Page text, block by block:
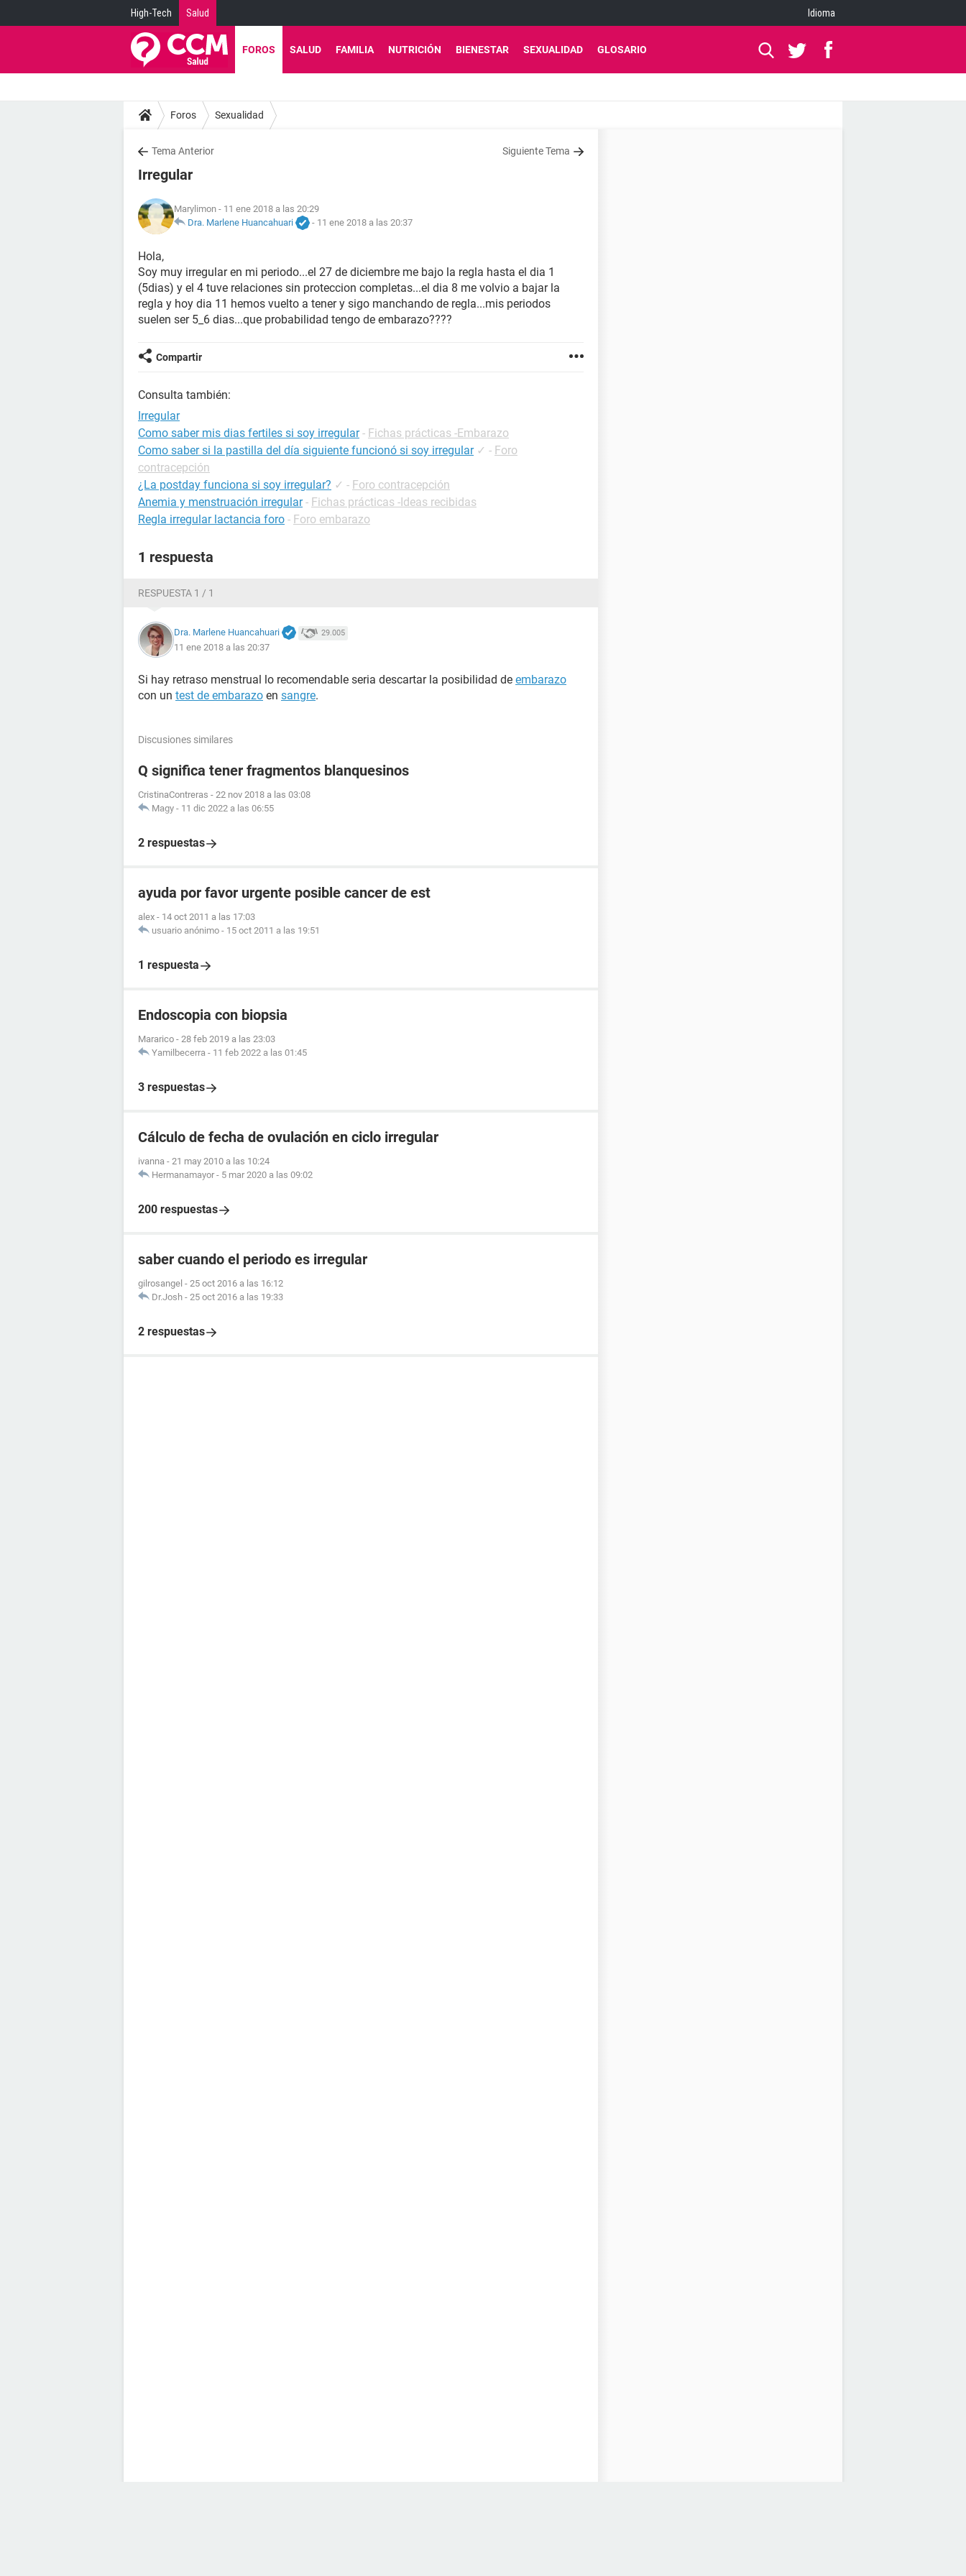
High-Tech Salud Idioma
FOROS SALUD FAMILIA NUTRICIÓN BIENESTAR SEXUALIDAD GLOSARIO
Foros Sexualidad
Tema Anterior Siguiente Tema
Irregular
Marylimon - 11 ene 2018 a las 20:29
Dra. Marlene Huancahuari
- 11 ene 2018 a las 20:37
Hola,
Soy muy irregular en mi periodo...el 27 de diciembre me bajo la regla hasta el dia 1
(5dias) y el 4 tuve relaciones sin proteccion completas...el dia 8 me volvio a bajar la
regla y hoy dia 11 hemos vuelto a tener y sigo manchando de regla...mis periodos
suelen ser 5_6 dias...que probabilidad tengo de embarazo????
Compartir
Consulta también:
Irregular
Como saber mis dias fertiles si soy irregular - Fichas prácticas -Embarazo
Como saber si la pastilla del día siguiente funcionó si soy irregular ✓ - Foro
contracepción
¿La postday funciona si soy irregular? ✓ - Foro contracepción
Anemia y menstruación irregular - Fichas prácticas -Ideas recibidas
Regla irregular lactancia foro - Foro embarazo
1 respuesta
RESPUESTA 1 / 1
Dra. Marlene Huancahuari 29.005
11 ene 2018 a las 20:37
Si hay retraso menstrual lo recomendable seria descartar la posibilidad de embarazo
con un test de embarazo en sangre.
Discusiones similares
Q significa tener fragmentos blanquesinos
CristinaContreras - 22 nov 2018 a las 03:08
Magy - 11 dic 2022 a las 06:55
2 respuestas
ayuda por favor urgente posible cancer de est
alex - 14 oct 2011 a las 17:03
usuario anónimo - 15 oct 2011 a las 19:51
1 respuesta
Endoscopia con biopsia
Mararico - 28 feb 2019 a las 23:03
Yamilbecerra - 11 feb 2022 a las 01:45
3 respuestas
Cálculo de fecha de ovulación en ciclo irregular
ivanna - 21 may 2010 a las 10:24
Hermanamayor - 5 mar 2020 a las 09:02
200 respuestas
saber cuando el periodo es irregular
gilrosangel - 25 oct 2016 a las 16:12
Dr.Josh - 25 oct 2016 a las 19:33
2 respuestas